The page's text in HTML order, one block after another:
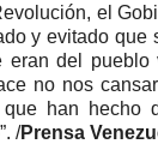
el
y evitado que
eran del pueblo
no nos
han hecho
/Prensa